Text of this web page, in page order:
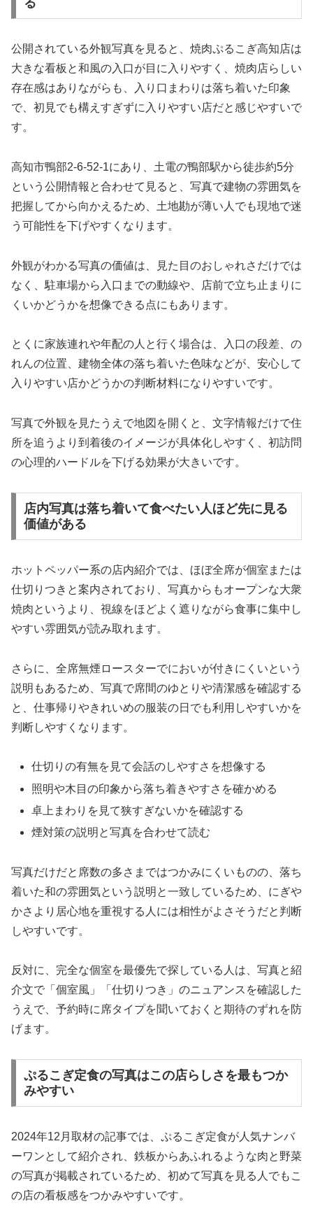
る
公開されている外観写真を見ると、焼肉ぷるこぎ高知店は
大きな看板と和風の入口が目に入りやすく、焼肉店らしい
存在感はありながらも、入り口まわりは落ち着いた印象
で、初見でも構えすぎずに入りやすい店だと感じやすいで
す。
高知市鴨部2-6-52-1にあり、土電の鴨部駅から徒歩約5分
という公開情報と合わせて見ると、写真で建物の雰囲気を
把握してから向かえるため、土地勘が薄い人でも現地で迷
う可能性を下げやすくなります。
外観がわかる写真の価値は、見た目のおしゃれさだけでは
なく、駐車場から入口までの動線や、店前で立ち止まりに
くいかどうかを想像できる点にもあります。
とくに家族連れや年配の人と行く場合は、入口の段差、の
れんの位置、建物全体の落ち着いた色味などが、安心して
入りやすい店かどうかの判断材料になりやすいです。
写真で外観を見たうえで地図を開くと、文字情報だけで住
所を追うより到着後のイメージが具体化しやすく、初訪問
の心理的ハードルを下げる効果が大きいです。
店内写真は落ち着いて食べたい人ほど先に見る
価値がある
ホットペッパー系の店内紹介では、ほぼ全席が個室または
仕切りつきと案内されており、写真からもオープンな大衆
焼肉というより、視線をほどよく遮りながら食事に集中し
やすい雰囲気が読み取れます。
さらに、全席無煙ロースターでにおいが付きにくいという
説明もあるため、写真で席間のゆとりや清潔感を確認する
と、仕事帰りやきれいめの服装の日でも利用しやすいかを
判断しやすくなります。
仕切りの有無を見て会話のしやすさを想像する
照明や木目の印象から落ち着きやすさを確かめる
卓上まわりを見て狭すぎないかを確認する
煙対策の説明と写真を合わせて読む
写真だけだと席数の多さまではつかみにくいものの、落ち
着いた和の雰囲気という説明と一致しているため、にぎや
かさより居心地を重視する人には相性がよさそうだと判断
しやすいです。
反対に、完全な個室を最優先で探している人は、写真と紹
介文で「個室風」「仕切りつき」のニュアンスを確認した
うえで、予約時に席タイプを聞いておくと期待のずれを防
げます。
ぷるこぎ定食の写真はこの店らしさを最もつか
みやすい
2024年12月取材の記事では、ぷるこぎ定食が人気ナンバ
ーワンとして紹介され、鉄板からあふれるような肉と野菜
の写真が掲載されているため、初めて写真を見る人でもこ
の店の看板感をつかみやすいです。